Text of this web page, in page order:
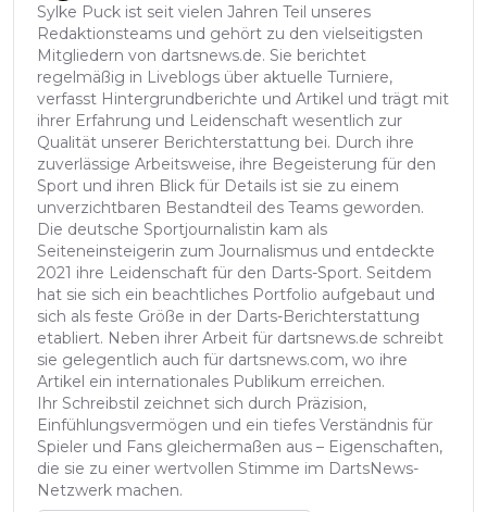
Sylke Puck ist seit vielen Jahren Teil unseres
Redaktionsteams und gehört zu den vielseitigsten
Mitgliedern von dartsnews.de. Sie berichtet
regelmäßig in Liveblogs über aktuelle Turniere,
verfasst Hintergrundberichte und Artikel und trägt mit
ihrer Erfahrung und Leidenschaft wesentlich zur
Qualität unserer Berichterstattung bei. Durch ihre
zuverlässige Arbeitsweise, ihre Begeisterung für den
Sport und ihren Blick für Details ist sie zu einem
unverzichtbaren Bestandteil des Teams geworden.
Die deutsche Sportjournalistin kam als
Seiteneinsteigerin zum Journalismus und entdeckte
2021 ihre Leidenschaft für den Darts-Sport. Seitdem
hat sie sich ein beachtliches Portfolio aufgebaut und
sich als feste Größe in der Darts-Berichterstattung
etabliert. Neben ihrer Arbeit für dartsnews.de schreibt
sie gelegentlich auch für dartsnews.com, wo ihre
Artikel ein internationales Publikum erreichen.
Ihr Schreibstil zeichnet sich durch Präzision,
Einfühlungsvermögen und ein tiefes Verständnis für
Spieler und Fans gleichermaßen aus – Eigenschaften,
die sie zu einer wertvollen Stimme im DartsNews-
Netzwerk machen.